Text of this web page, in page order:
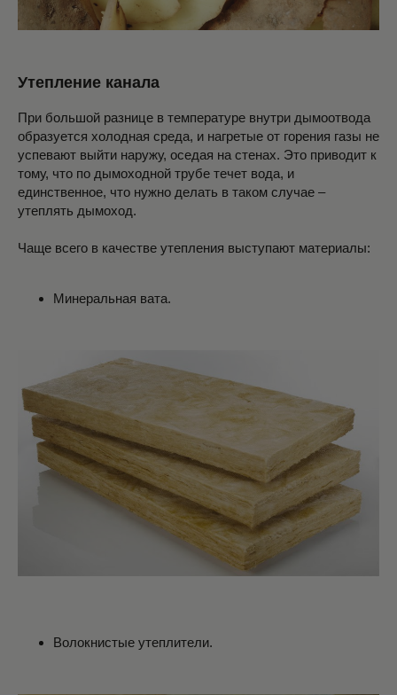
Утепление канала
При большой разнице в температуре внутри дымоотвода
образуется холодная среда, и нагретые от горения газы не
успевают выйти наружу, оседая на стенах. Это приводит к
тому, что по дымоходной трубе течет вода, и
единственное, что нужно делать в таком случае –
утеплять дымоход.
Чаще всего в качестве утепления выступают материалы:
Минеральная вата.
Волокнистые утеплители.